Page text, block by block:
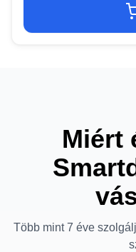
Miért
Több mint 7 éve